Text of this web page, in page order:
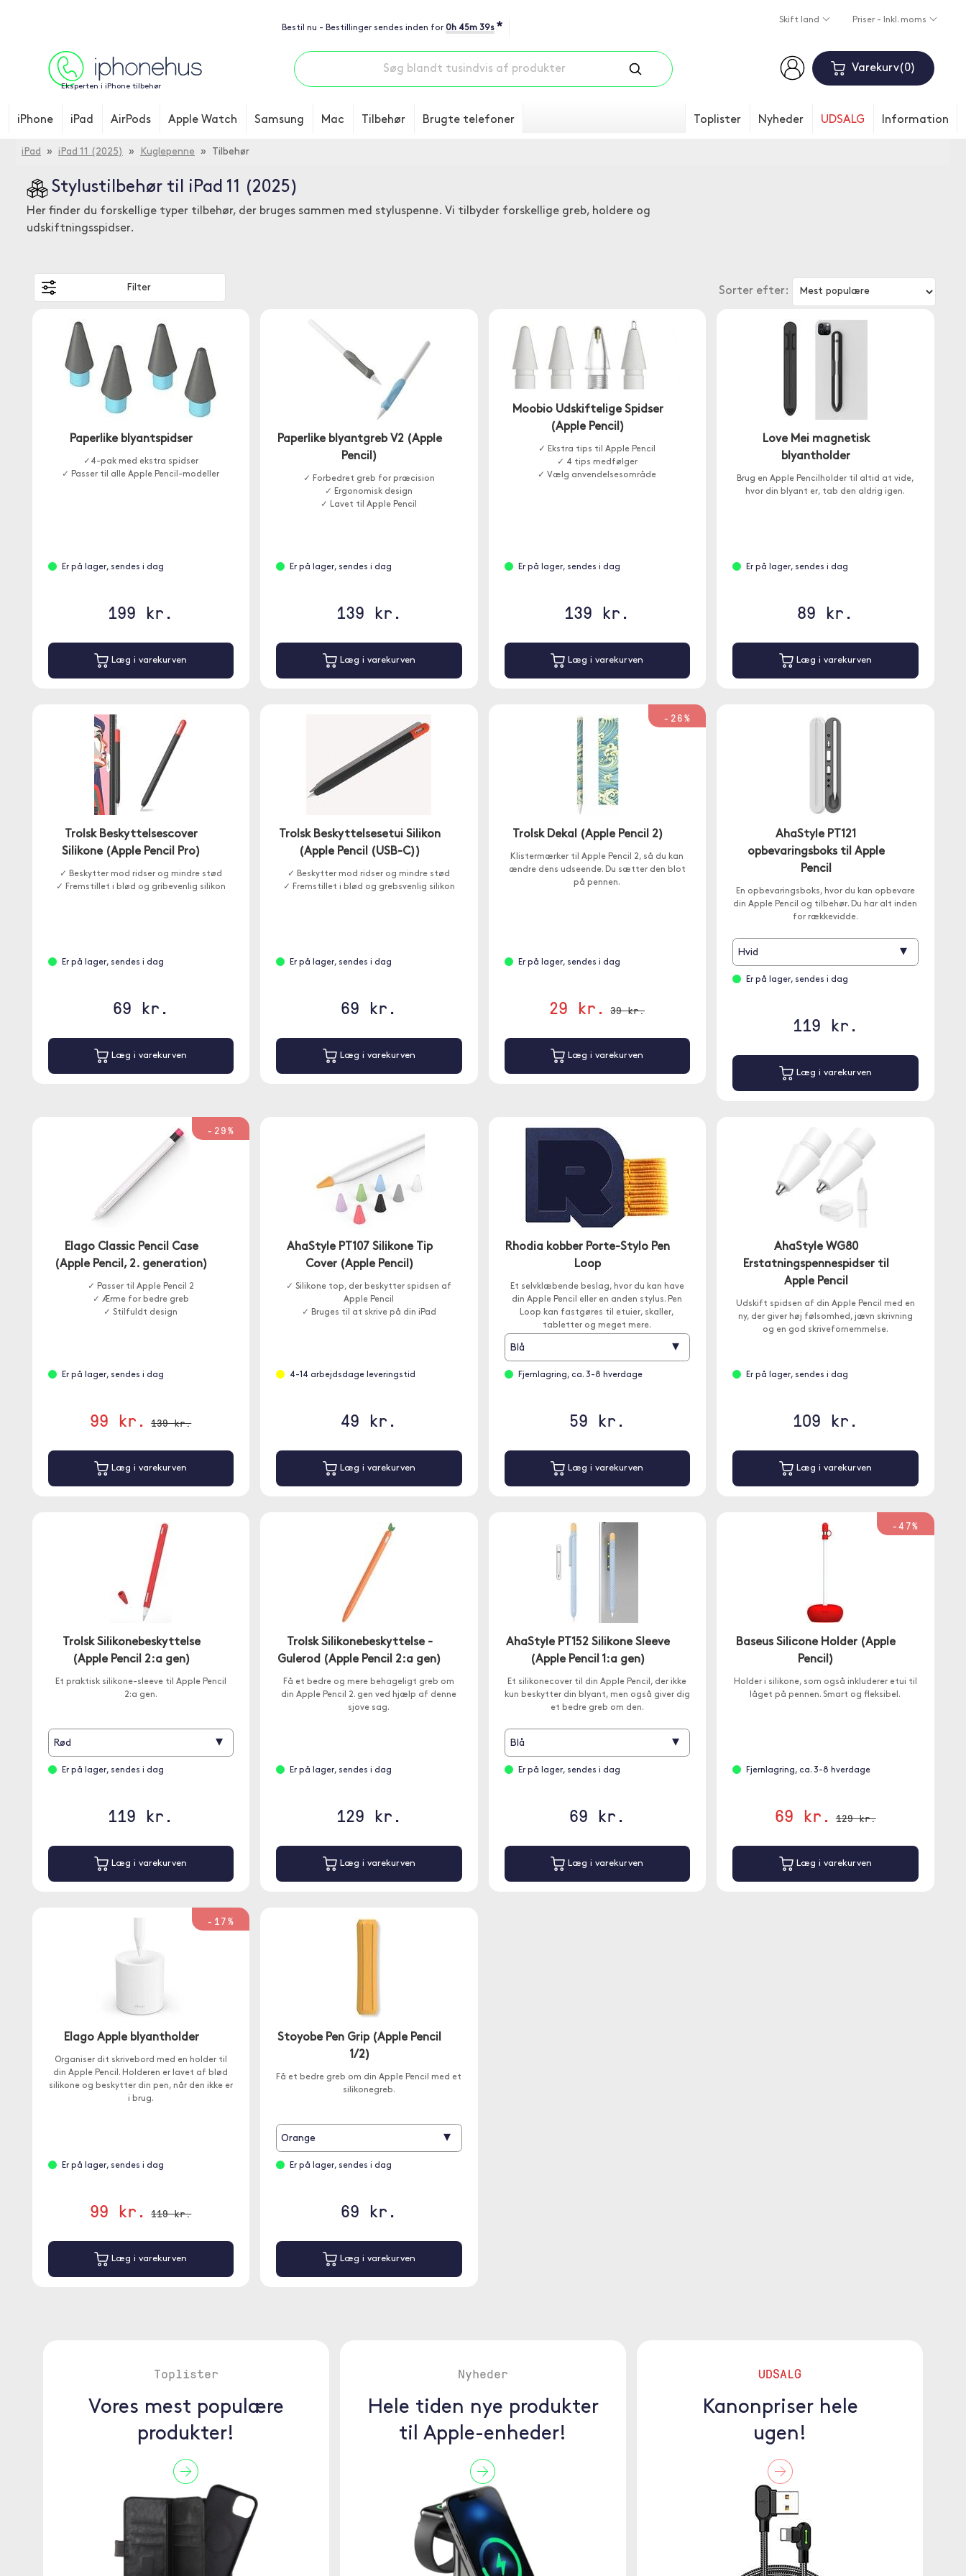
Bestil nu - Bestillinger sendes inden for 0h 45m 38s *
Skift land Priser - Inkl. moms
Eksperten i iPhone tilbehør
Varekurv 0
iPhone iPad AirPods Apple Watch Samsung Mac Tilbehør Brugte telefoner Toplister Nyheder UDSALG Information
iPad » iPad 11 (2025) » Kuglepenne » Tilbehør
Stylustilbehør til iPad 11 (2025)
Her finder du forskellige typer tilbehør, der bruges sammen med styluspenne. Vi tilbyder forskellige greb, holdere og
udskiftningsspidser.
Sorter efter:
Filter
Paperlike blyantspidser
✓4-pak med ekstra spidser
✓ Passer til alle Apple Pencil-modeller
Er på lager, sendes i dag
199 kr.
Læg i varekurven
Paperlike blyantgreb V2 (Apple
Pencil)
✓ Forbedret greb for præcision
✓ Ergonomisk design
✓ Lavet til Apple Pencil
Er på lager, sendes i dag
139 kr.
Læg i varekurven
Moobio Udskiftelige Spidser
(Apple Pencil)
✓ Ekstra tips til Apple Pencil
✓ 4 tips medfølger
✓ Vælg anvendelsesområde
Er på lager, sendes i dag
139 kr.
Læg i varekurven
Love Mei magnetisk
blyantholder
Brug en Apple Pencilholder til altid at vide,
hvor din blyant er, tab den aldrig igen.
Er på lager, sendes i dag
89 kr.
Læg i varekurven
Trolsk Beskyttelsescover
Silikone (Apple Pencil Pro)
✓ Beskytter mod ridser og mindre stød
✓ Fremstillet i blød og gribevenlig silikon
Er på lager, sendes i dag
69 kr.
Læg i varekurven
Trolsk Beskyttelsesetui Silikon
(Apple Pencil (USB-C))
✓ Beskytter mod ridser og mindre stød
✓ Fremstillet i blød og grebsvenlig silikon
Er på lager, sendes i dag
69 kr.
Læg i varekurven
-26%
Trolsk Dekal (Apple Pencil 2)
Klistermærker til Apple Pencil 2, så du kan
ændre dens udseende. Du sætter den blot
på pennen.
Er på lager, sendes i dag
29 kr. 39 kr.
Læg i varekurven
AhaStyle PT121
opbevaringsboks til Apple
Pencil
En opbevaringsboks, hvor du kan opbevare
din Apple Pencil og tilbehør. Du har alt inden
for rækkevidde.
Hvid ▾
Er på lager, sendes i dag
119 kr.
Læg i varekurven
-29%
Elago Classic Pencil Case
(Apple Pencil, 2. generation)
✓ Passer til Apple Pencil 2
✓ Ærme for bedre greb
✓ Stilfuldt design
Er på lager, sendes i dag
99 kr. 139 kr.
Læg i varekurven
AhaStyle PT107 Silikone Tip
Cover (Apple Pencil)
✓ Silikone top, der beskytter spidsen af
Apple Pencil
✓ Bruges til at skrive på din iPad
4-14 arbejdsdage leveringstid
49 kr.
Læg i varekurven
Rhodia kobber Porte-Stylo Pen
Loop
Et selvklæbende beslag, hvor du kan have
din Apple Pencil eller en anden stylus. Pen
Loop kan fastgøres til etuier, skaller,
tabletter og meget mere.
Blå ▾
Fjernlagring, ca. 3-8 hverdage
59 kr.
Læg i varekurven
AhaStyle WG80
Erstatningspennespidser til
Apple Pencil
Udskift spidsen af din Apple Pencil med en
ny, der giver høj følsomhed, jævn skrivning
og en god skrivefornemmelse.
Er på lager, sendes i dag
109 kr.
Læg i varekurven
Trolsk Silikonebeskyttelse
(Apple Pencil 2:a gen)
Et praktisk silikone-sleeve til Apple Pencil
2:a gen.
Rød ▾
Er på lager, sendes i dag
119 kr.
Læg i varekurven
Trolsk Silikonebeskyttelse -
Gulerod (Apple Pencil 2:a gen)
Få et bedre og mere behageligt greb om
din Apple Pencil 2. gen ved hjælp af denne
sjove sag.
Er på lager, sendes i dag
129 kr.
Læg i varekurven
AhaStyle PT152 Silikone Sleeve
(Apple Pencil 1:a gen)
Et silikonecover til din Apple Pencil, der ikke
kun beskytter din blyant, men også giver dig
et bedre greb om den.
Blå ▾
Er på lager, sendes i dag
69 kr.
Læg i varekurven
-47%
Baseus Silicone Holder (Apple
Pencil)
Holder i silikone, som også inkluderer etui til
låget på pennen. Smart og fleksibel.
Fjernlagring, ca. 3-8 hverdage
69 kr. 129 kr.
Læg i varekurven
-17%
Elago Apple blyantholder
Organiser dit skrivebord med en holder til
din Apple Pencil. Holderen er lavet af blød
silikone og beskytter din pen, når den ikke er
i brug.
Er på lager, sendes i dag
99 kr. 119 kr.
Læg i varekurven
Stoyobe Pen Grip (Apple Pencil
1/2)
Få et bedre greb om din Apple Pencil med et
silikonegreb.
Orange ▾
Er på lager, sendes i dag
69 kr.
Læg i varekurven
Toplister
Vores mest populære
produkter!
Nyheder
Hele tiden nye produkter
til Apple-enheder!
UDSALG
Kanonpriser hele
ugen!